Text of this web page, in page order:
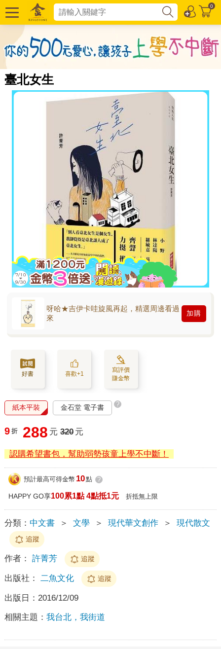
0
臺北女生
呀哈★吉伊卡哇旋風再起，精選周邊看過
來
加購
好書 喜歡+1
寫評價
賺金幣
紙本平裝 金石堂 電子書 ?
9 折 288 元 320 元
認購希望書包，幫助弱勢孩童上學不中斷！
預計最高可得金幣 10點 ?
HAPPY GO享100累1點 4點抵1元 折抵無上限
分類： 中文書 ＞ 文學 ＞ 現代華文創作 ＞ 現代散文
追蹤
作者： 許菁芳 追蹤
出版社： 二魚文化 追蹤
出版日： 2016/12/09
相關主題： 我台北，我街道